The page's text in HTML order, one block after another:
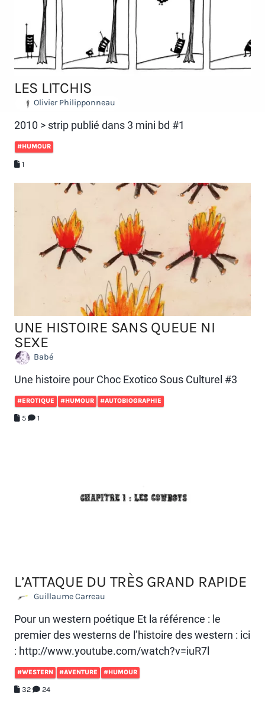
LES LITCHIS
Olivier Philipponneau
2010 > strip publié dans 3 mini bd #1
#HUMOUR
1
UNE HISTOIRE SANS QUEUE NI
SEXE
Babé
Une histoire pour Choc Exotico Sous Culturel #3
#EROTIQUE #HUMOUR #AUTOBIOGRAPHIE
5 1
L’ATTAQUE DU TRÈS GRAND RAPIDE
Guillaume Carreau
Pour un western poétique Et la référence : le
premier des westerns de l’histoire des western : ici
: http://www.youtube.com/watch?v=iuR7l
#WESTERN #AVENTURE #HUMOUR
32 24